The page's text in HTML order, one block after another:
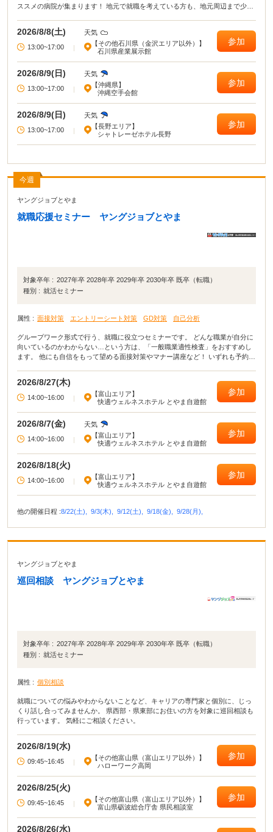
ススメの病院が集まります！ 地元で就職を考えている方も、地元周辺まで少し
2026/8/8(土)
天気
13:00~17:00
|
【その他石川県（金沢エリア以外）】
石川県産業展示館
参加
2026/8/9(日)
天気
13:00~17:00
|
【沖縄県】
沖縄空手会館
参加
2026/8/9(日)
天気
13:00~17:00
|
【長野エリア】
シャトレーゼホテル長野
参加
今週
ヤングジョブとやま
就職応援セミナー ヤングジョブとやま
対象卒年 : 2027年卒 2028年卒 2029年卒 2030年卒 既卒（転職）
種別 : 就活セミナー
属性 : 面接対策 エントリーシート対策 GD対策 自己分析
グループワーク形式で行う、就職に役立つセミナーです。 どんな職業が自分に
向いているのかわからない…という方は、「一般職業適性検査」をおすすめし
ます。 他にも自信をもって望める面接対策やマナー講座など！ いずれも予約制
2026/8/27(木)
14:00~16:00 |
【富山エリア】
快適ウェルネスホテル とやま自遊館
参加
2026/8/7(金)
天気
14:00~16:00
|
【富山エリア】
快適ウェルネスホテル とやま自遊館
参加
2026/8/18(火)
14:00~16:00 |
【富山エリア】
快適ウェルネスホテル とやま自遊館
参加
他の開催日程 :8/22(土), 9/3(木), 9/12(土), 9/18(金), 9/28(月),
ヤングジョブとやま
巡回相談 ヤングジョブとやま
対象卒年 : 2027年卒 2028年卒 2029年卒 2030年卒 既卒（転職）
種別 : 就活セミナー
属性 : 個別相談
就職についての悩みやわからないことなど、キャリアの専門家と個別に、じっ
くり話し合ってみませんか。 県西部・県東部にお住いの方を対象に巡回相談も
行っています。 気軽にご相談ください。
2026/8/19(水)
09:45~16:45 |
【その他富山県（富山エリア以外）】
ハローワーク高岡
参加
2026/8/25(火)
09:45~16:45 |
【その他富山県（富山エリア以外）】
富山県砺波総合庁舎 県民相談室
参加
2026/8/26(水)